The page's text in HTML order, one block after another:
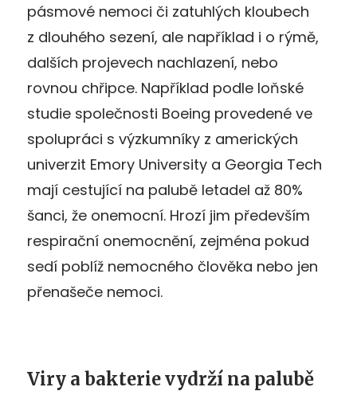
pásmové nemoci či zatuhlých kloubech
z dlouhého sezení, ale například i o rýmě,
dalších projevech nachlazení, nebo
rovnou chřipce. Například podle loňské
studie společnosti Boeing provedené ve
spolupráci s výzkumníky z amerických
univerzit Emory University a Georgia Tech
mají cestující na palubě letadel až 80%
šanci, že onemocní. Hrozí jim především
respirační onemocnění, zejména pokud
sedí poblíž nemocného člověka nebo jen
přenašeče nemoci.
Viry a bakterie vydrží na palubě